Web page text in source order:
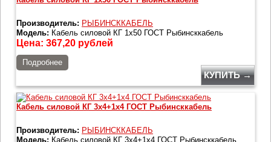
Производитель: РЫБИНСККАБЕЛЬ
Модель: Кабель силовой КГ 1х50 ГОСТ Рыбинсккабель
Цена: 367,20 рублей
Подробнее
КУПИТЬ →
Кабель силовой КГ 3х4+1х4 ГОСТ Рыбинсккабель
Производитель: РЫБИНСККАБЕЛЬ
Модель: Кабель силовой КГ 3х4+1х4 ГОСТ Рыбинсккабель